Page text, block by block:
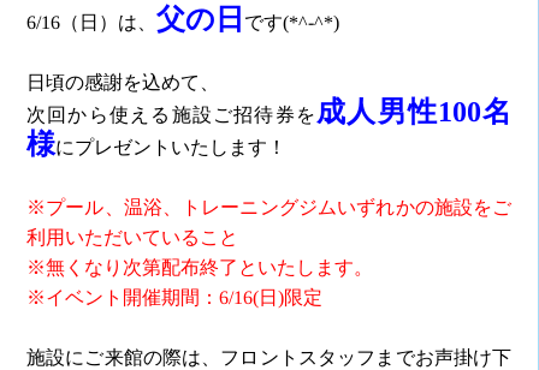
6/16（日）は、父の日 です(*^-^*)
日頃の感謝を込めて、
次回から使える施設ご招待券を成人男性100名
様にプレゼントいたします！
※プール、温浴、トレーニングジムいずれかの施設をご
利用いただいていること
※無くなり次第配布終了といたします。
※イベント開催期間：6/16(日)限定
施設にご来館の際は、フロントスタッフまでお声掛け下